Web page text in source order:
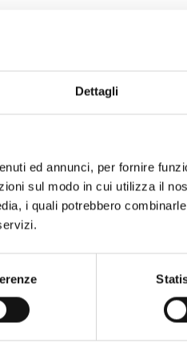
Dettagli
ed annunci, per fornire
sul modo in cui utilizza il
i quali potrebbero